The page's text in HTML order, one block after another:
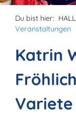
Du bist hier:
Veranstaltungen
Katrin
Variete